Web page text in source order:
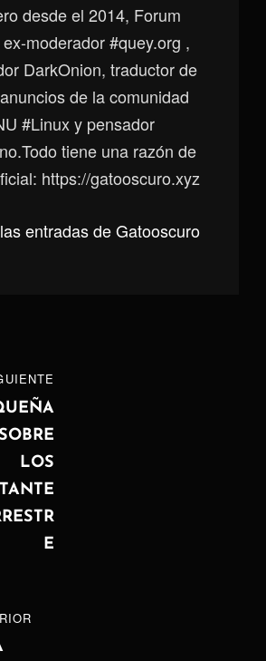
desde el 2014, Forum
moderador #quey.org ,
DarkOnion, traductor de
de la comunidad
#Linux y pensador
tiene una razón de
https://gatooscuro.xyz
entradas de Gatooscuro
LOS
E